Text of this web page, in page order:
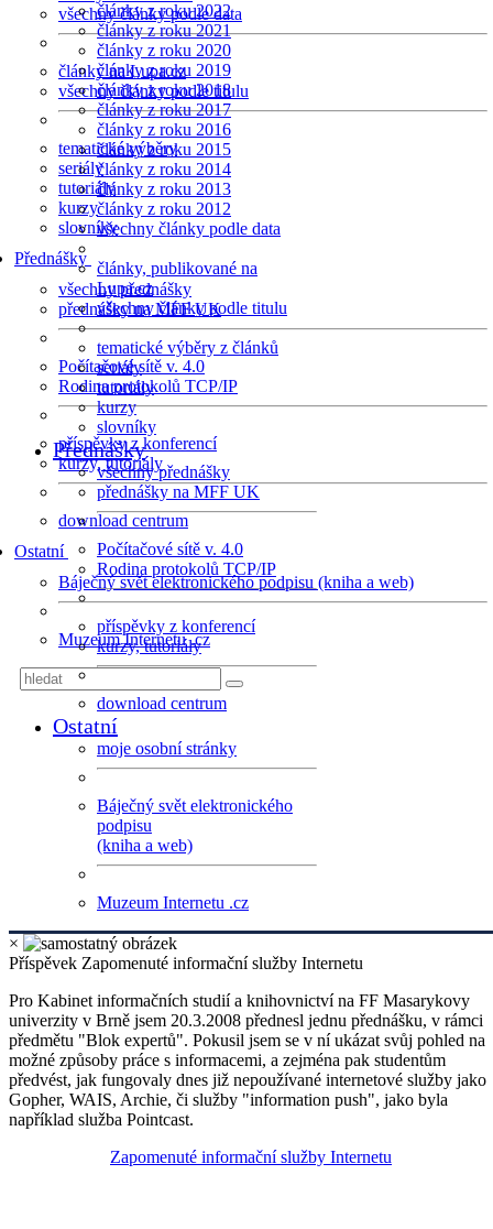
všechny články podle data
články na Lupa.cz
všechny články podle titulu
tematické výběry
seriály
tutoriály
kurzy
slovníky
Přednášky
všechny přednášky
přednášky na MFF UK
Počítačové sítě v. 4.0
Rodina protokolů TCP/IP
příspěvky z konferencí
kurzy, tutoriály
download centrum
Ostatní
Báječný svět elektronického podpisu (kniha a web)
Muzeum Internetu .cz
články z roku 2022
články z roku 2021
články z roku 2020
články z roku 2019
články z roku 2018
články z roku 2017
články z roku 2016
články z roku 2015
články z roku 2014
články z roku 2013
články z roku 2012
všechny články podle data
články, publikované na
Lupa.cz
všechny články podle titulu
tematické výběry z článků
seriály
tutoriály
kurzy
slovníky
Přednášky
všechny přednášky
přednášky na MFF UK
Počítačové sítě v. 4.0
Rodina protokolů TCP/IP
příspěvky z konferencí
kurzy, tutoriály
download centrum
Ostatní
moje osobní stránky
Báječný svět elektronického
podpisu
(kniha a web)
Muzeum Internetu .cz
×
Příspěvek Zapomenuté informační služby Internetu
Pro Kabinet informačních studií a knihovnictví na FF Masarykovy
univerzity v Brně jsem 20.3.2008 přednesl jednu přednášku, v rámci
předmětu "Blok expertů". Pokusil jsem se v ní ukázat svůj pohled na
možné způsoby práce s informacemi, a zejména pak studentům
předvést, jak fungovaly dnes již nepoužívané internetové služby jako
Gopher, WAIS, Archie, či služby "information push", jako byla
například služba Pointcast.
Zapomenuté informační služby Internetu